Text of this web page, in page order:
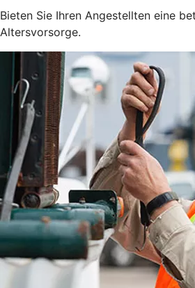
Bieten Sie Ihren Angestellten eine
Altersvorsorge.